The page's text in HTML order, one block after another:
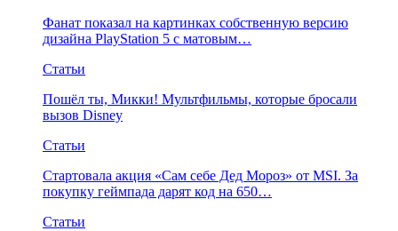
Фанат показал на картинках собственную версию
дизайна PlayStation 5 с матовым…
Статьи
Пошёл ты, Микки! Мультфильмы, которые бросали
вызов Disney
Статьи
Стартовала акция «Сам себе Дед Мороз» от MSI. За
покупку геймпада дарят код на 650…
Статьи